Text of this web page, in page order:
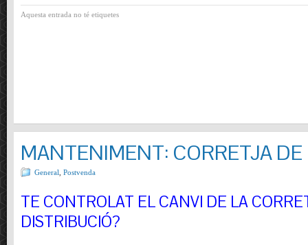
Aquesta entrada no té etiquetes
MANTENIMENT: CORRETJA
General Postvenda
TE CONTROLAT EL CANVI DE LA
DISTRIBUCIÓ?